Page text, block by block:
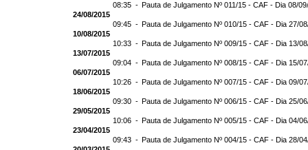
08:35 - Pauta de Julgamento Nº 011/15 - CAF - Dia 08/
24/08/2015
09:45 - Pauta de Julgamento Nº 010/15 - CAF - Dia 27/
10/08/2015
10:33 - Pauta de Julgamento Nº 009/15 - CAF - Dia 13/
13/07/2015
09:04 - Pauta de Julgamento Nº 008/15 - CAF - Dia 15/
06/07/2015
10:26 - Pauta de Julgamento Nº 007/15 - CAF - Dia 09/
18/06/2015
09:30 - Pauta de Julgamento Nº 006/15 - CAF - Dia 25/
29/05/2015
10:06 - Pauta de Julgamento Nº 005/15 - CAF - Dia 04/
23/04/2015
09:43 - Pauta de Julgamento Nº 004/15 - CAF - Dia 28/